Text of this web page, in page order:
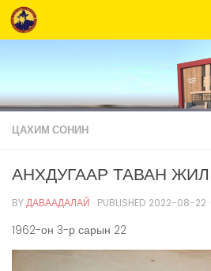
Skip to content
ЦАХИМ СОНИН
АНХДУГААР ТАВАН ЖИЛ
BYДАВААДАЛАЙ · PUBLISHED 2022-08-22
1962-он 3-р сарын 22